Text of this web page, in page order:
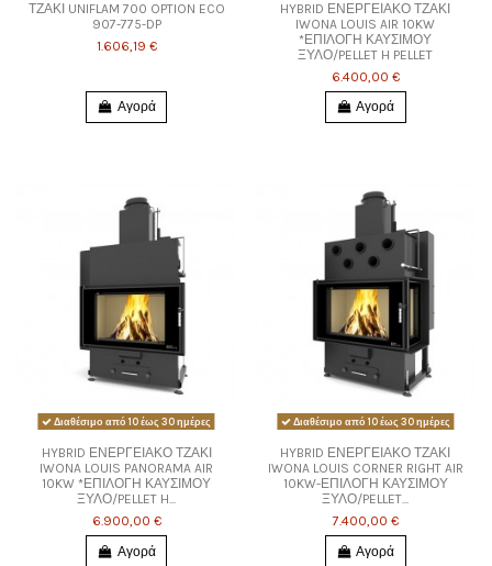
ΤΖΑΚΙ UNIFLAM 700 OPTION ECO
907-775-DP
1.606,19 €
Αγορά
HYBRID ΕΝΕΡΓΕΙΑΚΟ ΤΖΑΚΙ
IWONA LOUIS AIR 10KW
*ΕΠΙΛΟΓΗ ΚΑΥΣΙΜΟΥ
ΞΥΛΟ/PELLET H PELLET
6.400,00 €
Αγορά
Διαθέσιμο από 10 έως 30 ημέρες
HYBRID ΕΝΕΡΓΕΙΑΚΟ ΤΖΑΚΙ
IWONA LOUIS PANORAMA AIR
10KW *ΕΠΙΛΟΓΗ ΚΑΥΣΙΜΟΥ
ΞΥΛΟ/PELLET H...
6.900,00 €
Αγορά
Διαθέσιμο από 10 έως 30 ημέρες
HYBRID ΕΝΕΡΓΕΙΑΚΟ ΤΖΑΚΙ
IWONA LOUIS CORNER RIGHT AIR
10KW-ΕΠΙΛΟΓΗ ΚΑΥΣΙΜΟΥ
ΞΥΛΟ/PELLET...
7.400,00 €
Αγορά